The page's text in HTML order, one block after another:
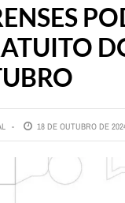
18 DE OUTUBRO DE